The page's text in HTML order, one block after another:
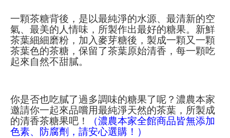
一顆茶糖背後，是以最純淨的水源、最清新的空
氣、最美的人情味，所製作出最好的糖果。新鮮
茶葉細細磨粉，加入麥芽糖後，製成一顆又一顆
茶葉色的茶糖，保留了茶葉原始清香，每一顆吃
起來自然不甜膩。
你是否也吃膩了過多調味的糖果了呢？濃農本家
邀請你一起來品嚐用最純淨天然的茶葉，所製成
的清香茶糖果吧！
（濃農本家全館商品皆無添加
色素、防腐劑，請安心選購！）